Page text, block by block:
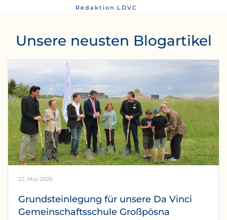
Redaktion LDVC
Unsere neusten Blogartikel
22. Mai 2026
Grundsteinlegung für unsere Da Vinci
Gemeinschaftsschule Großpösna